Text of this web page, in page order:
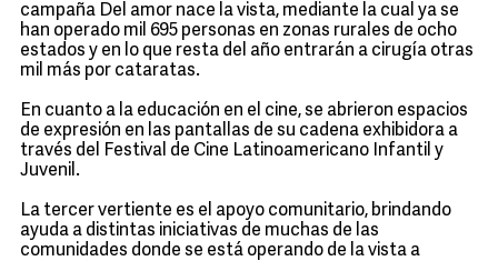
campaña Del amor nace la vista, mediante la cual ya se
han operado mil 695 personas en zonas rurales de ocho
estados y en lo que resta del año entrarán a cirugía otras
mil más por cataratas.
En cuanto a la educación en el cine, se abrieron espacios
de expresión en las pantallas de su cadena exhibidora a
través del Festival de Cine Latinoamericano Infantil y
Juvenil.
La tercer vertiente es el apoyo comunitario, brindando
ayuda a distintas iniciativas de muchas de las
comunidades donde se está operando de la vista a